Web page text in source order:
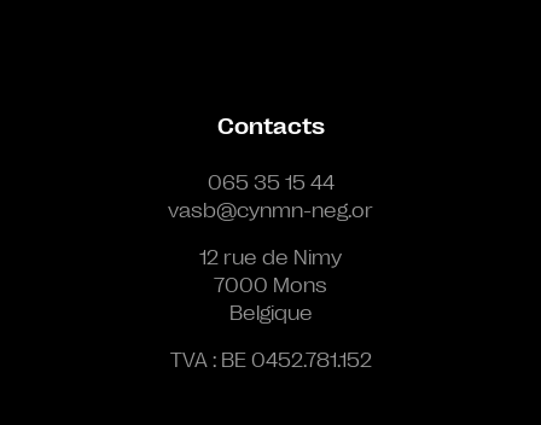
Contacts
065 35 15 44
vasb@cynmn-neg.or
12 rue de Nimy
7000 Mons
Belgique
TVA : BE 0452.781.152